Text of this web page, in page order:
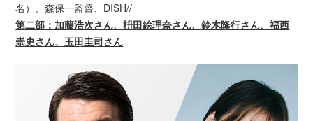
名）、森保一監督、DISH//
第二部：加藤浩次さん、枡田絵理奈さん、鈴木隆行さん、福西
崇史さん、玉田圭司さん